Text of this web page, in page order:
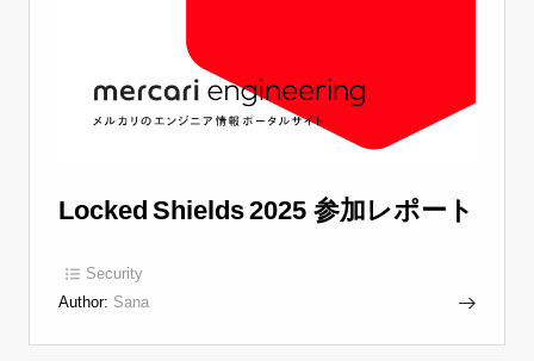
Locked Shields 2025 参加レポート
Security
Author: Sana